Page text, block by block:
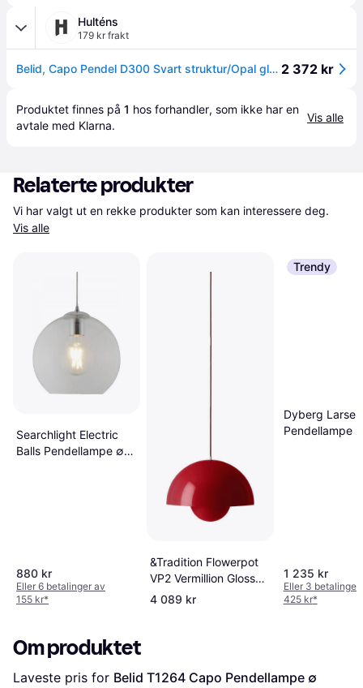
Hulténs
179 kr frakt
Belid, Capo Pendel D300 Svart struktur/Opal glass 2 372 kr
Produktet finnes på 1 hos forhandler, som ikke har en
avtale med Klarna.
Vis alle
Relaterte produkter
Vis alle
Searchlight Electric
Balls Pendellampe ∅
880 kr
Eller 6 betalinger av
155 kr*
&Tradition Flowerpot
VP2 Vermillion Glossy
Pendellampe ∅ 50cm
4 089 kr
Trendy
Dyberg
Pendellampe
1 235 kr
Eller 3 betalinger
425 kr*
Om produktet
Laveste pris for Belid T1264 Capo Pendellampe ∅